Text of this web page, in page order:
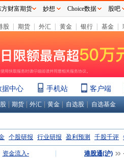
股 | 期货 | 外汇 | 黄金 | 银行 | 基金 |
据中心 手机站 客户端
| 期货 | 外汇 | 黄金 | 自选股 | 自选基金
个股研报 行业研报 盈利预测 千股千评
资金流入- | 港股通(沪)
方财富期货 妙想 Choice数据 股吧